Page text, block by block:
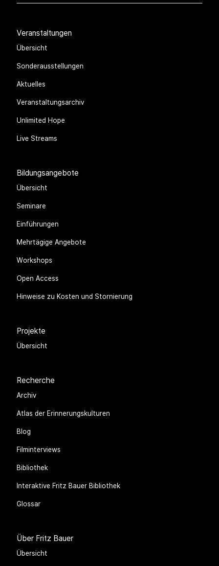
Veranstaltungen
Übersicht
Sonderausstellungen
Aktuelles
Veranstaltungsarchiv
Unlimited Hope
Live Streams
Bildungsangebote
Übersicht
Seminare
Einführungen
Mehrtägige Angebote
Workshops
Open Access
Hinweise zu Kosten und Stornierung
Projekte
Übersicht
Recherche
Archiv
Atlas der Erinnerungskulturen
Blog
Filminterviews
Bibliothek
Interaktive Fritz Bauer Bibliothek
Glossar
Über Fritz Bauer
Übersicht